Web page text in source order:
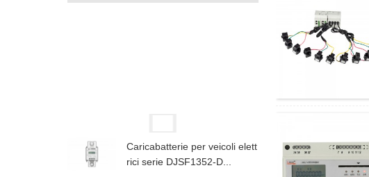
Caricabatterie per veicoli elett
rici serie DJSF1352-D...